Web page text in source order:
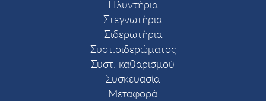
Πλυντήρια
Στεγνωτήρια
Σιδερωτήρια
Συστ.σιδερώματος
Συστ. καθαρισμού
Συσκευασία
Μεταφορά